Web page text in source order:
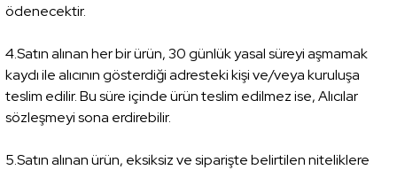
ödenecektir.
4.Satın alınan her bir ürün, 30 günlük yasal süreyi aşmamak
kaydı ile alıcının gösterdiği adresteki kişi ve/veya kuruluşa
teslim edilir. Bu süre içinde ürün teslim edilmez ise, Alıcılar
sözleşmeyi sona erdirebilir.
5.Satın alınan ürün, eksiksiz ve siparişte belirtilen niteliklere